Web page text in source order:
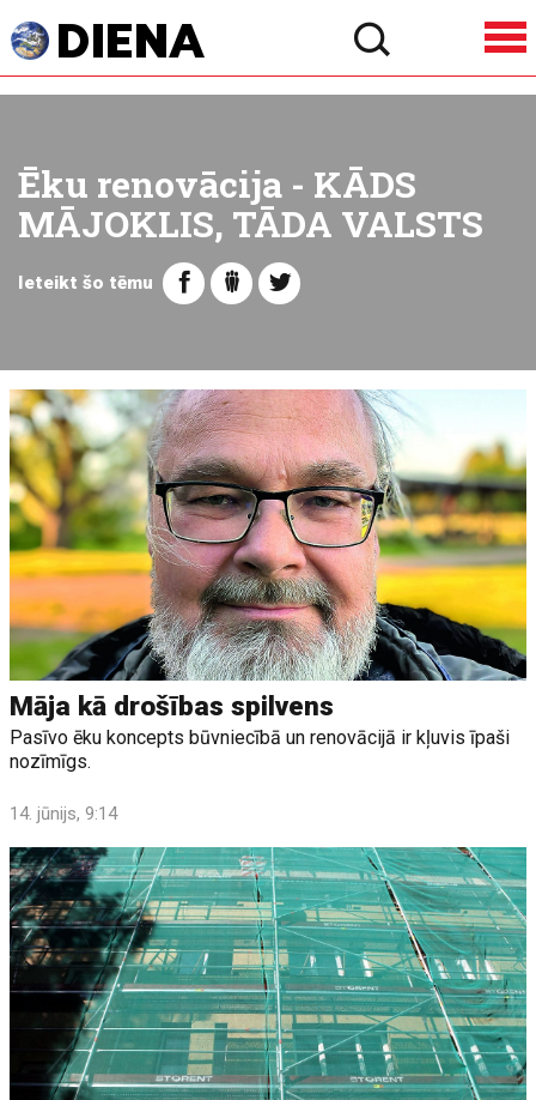
Ēku renovācija - KĀDS
MĀJOKLIS, TĀDA VALSTS
Ieteikt šo tēmu
Māja kā drošības spilvens
Pasīvo ēku koncepts būvniecībā un renovācijā ir kļuvis īpaši
nozīmīgs.
14. jūnijs, 9:14